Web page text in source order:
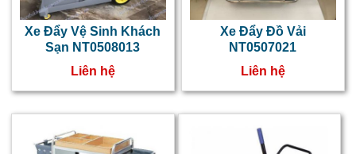
Xe Đẩy Vệ Sinh Khách
Sạn NT0508013
Liên hệ
Xe Đẩy Đồ Vải
NT0507021
Liên hệ